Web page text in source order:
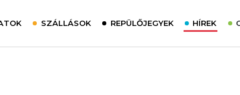
SZÁLLÁSOK REPÜLŐJEGYEK HÍREK